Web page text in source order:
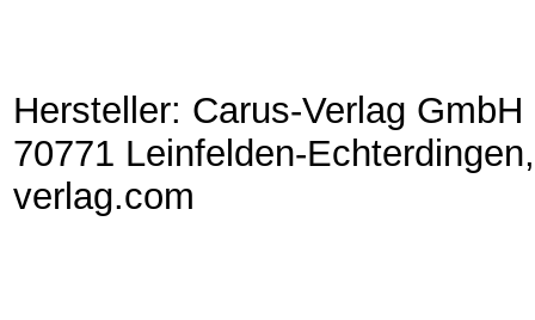
Hersteller: Carus-Verlag
70771 Leinfelden-
verlag.com